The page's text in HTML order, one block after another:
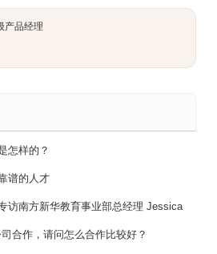
产品经理
怎样的？
谱的人才
南方新华教育事业部总经理 Jessica
合作，请问怎么合作比较好？